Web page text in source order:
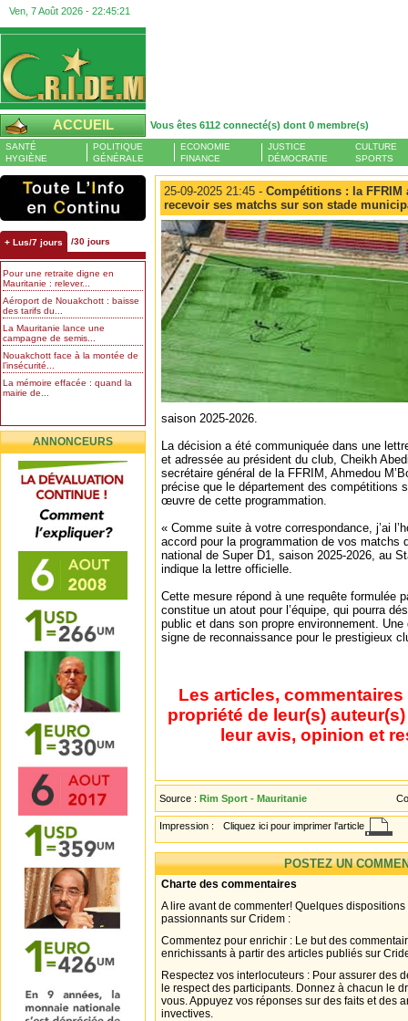
Ven, 7 Août 2026 - 22:45:21
ACCUEIL Vous êtes 6112 connecté(s) dont 0 membre(s)
SANTÉ
HYGIÈNE
POLITIQUE
GÉNÉRALE
ECONOMIE
FINANCE
JUSTICE
DÉMOCRATIE
CULTURE
SPORTS
+ Lus/7 jours /30 jours
Pour une retraite digne en
Mauritanie : relever...
Aéroport de Nouakchott : baisse
des tarifs du...
La Mauritanie lance une
campagne de semis...
Nouakchott face à la montée de
l’insécurité...
La mémoire effacée : quand la
mairie de...
ANNONCEURS
25-09-2025 21:45 - Compétitions : la FFRIM
recevoir ses matchs sur son stade
saison 2025-2026.
La décision a été communiquée dans une
et adressée au président du club, Cheikh
secrétaire général de la FFRIM, Ahmedou
précise que le département des compétitions
œuvre de cette programmation.
« Comme suite à votre correspondance, j’ai
accord pour la programmation de vos matchs
national de Super D1, saison 2025-2026, au
indique la lettre officielle.
Cette mesure répond à une requête formulée
constitue un atout pour l’équipe, qui pourra
public et dans son propre environnement.
signe de reconnaissance pour le prestigieux
Les articles,
propriété de leur(s)
leur avis, opinion et
Source : Rim Sport - Mauritanie
Impression : Cliquez ici pour imprimer l'article
POSTEZ UN
Charte des commentaires
A lire avant de commenter! Quelques
passionnants sur Cridem :
Commentez pour enrichir : Le but des
enrichissants à partir des articles publiés sur
Respectez vos interlocuteurs : Pour assurer des
le respect des participants. Donnez à chacun le
vous. Appuyez vos réponses sur des faits et des
invectives.